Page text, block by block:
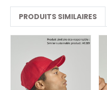
PRODUITS SIMILAIRES